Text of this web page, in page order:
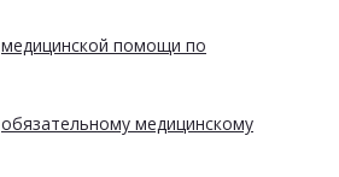
медицинской помощи по
обязательному медицинскому